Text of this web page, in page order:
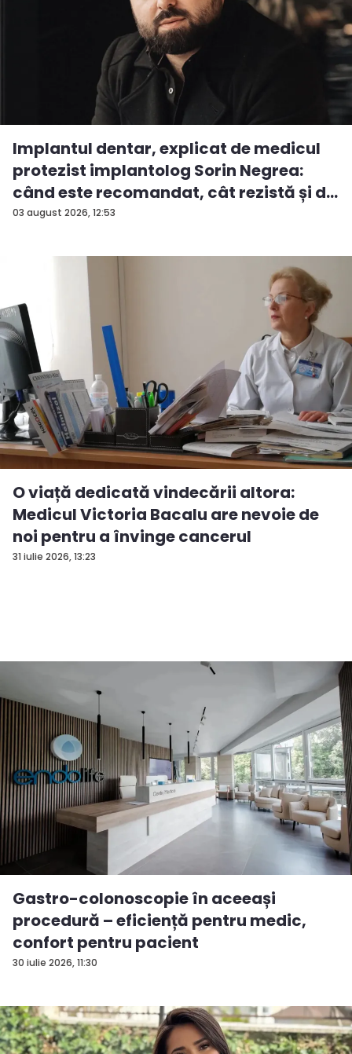
03 august 2026, 12:53
Implantul dentar, explicat de medicul
protezist implantolog Sorin Negrea:
când este recomandat, cât rezistă și d...
31 iulie 2026, 13:23
O viață dedicată vindecării altora:
Medicul Victoria Bacalu are nevoie de
noi pentru a învinge cancerul
30 iulie 2026, 11:30
Gastro-colonoscopie în aceeași
procedură – eficiență pentru medic,
confort pentru pacient